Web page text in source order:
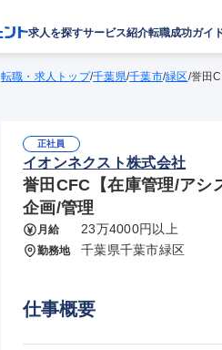
求人を探すサービス紹介転職成功ガイ
転職・求人トップ/千葉県/千葉市/緑区/誉田
正社員
イオンネクスト株式会社
誉田CFC【在庫管理/アシ
企画/管理
月給 23万4000円以上
勤務地 千葉県千葉市緑区
仕事概要